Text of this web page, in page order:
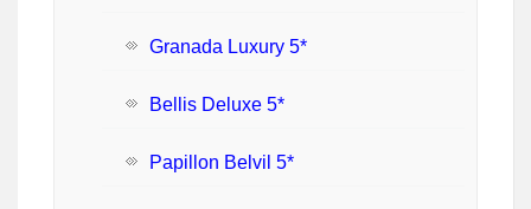
Granada Luxury 5*
Bellis Deluxe 5*
Papillon Belvil 5*